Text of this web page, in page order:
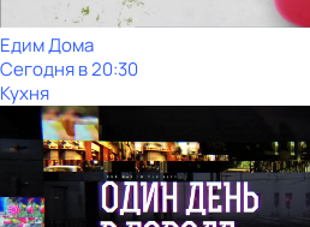
Едим Дома
Сегодня в 20:30
Кухня